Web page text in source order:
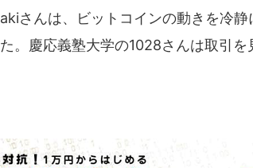
さんは、ビットコインの動きを冷
。慶応義塾大学の1028さんは取引を